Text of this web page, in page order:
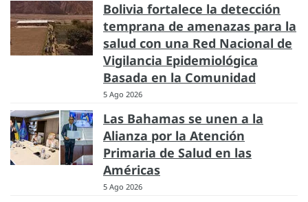
Bolivia fortalece la detección
temprana de amenazas para la
salud con una Red Nacional de
Vigilancia Epidemiológica
Basada en la Comunidad
5 Ago 2026
Las Bahamas se unen a la
Alianza por la Atención
Primaria de Salud en las
Américas
5 Ago 2026